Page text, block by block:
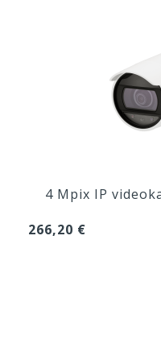
4 Mpix IP
266,20 €